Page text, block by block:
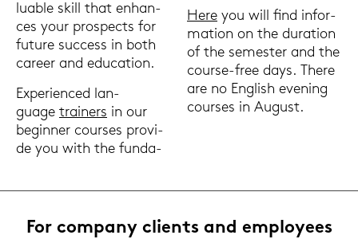
lua­ble skill that en­han­
ces your pro­spects for
fu­ture suc­cess in both
ca­reer and edu­ca­ti­on.
Ex­pe­ri­en­ced lan­
guage trai­ners in our
be­gin­ner cour­ses pro­vi­
de you with the fun­da­
Here you will find in­for­
ma­ti­on on the du­ra­ti­on
of the se­mes­ter and the
course-​free days. There
are no Eng­lish evening
cour­ses in Au­gust.
For com­pa­ny cli­ents and em­ployees